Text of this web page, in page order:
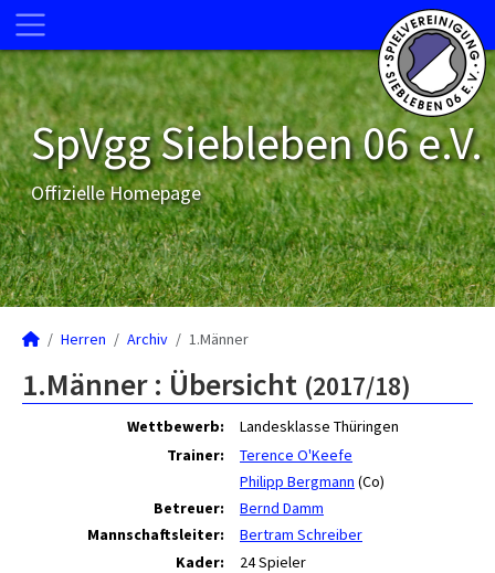
SpVgg Siebleben 06 e.V.
Offizielle Homepage
Herren Archiv 1.Männer
1.Männer : Übersicht (2017/18)
Wettbewerb:
Landesklasse Thüringen
Trainer:
Terence O'Keefe
Philipp Bergmann (Co)
Betreuer:
Bernd Damm
Mannschaftsleiter:
Bertram Schreiber
Kader:
24 Spieler